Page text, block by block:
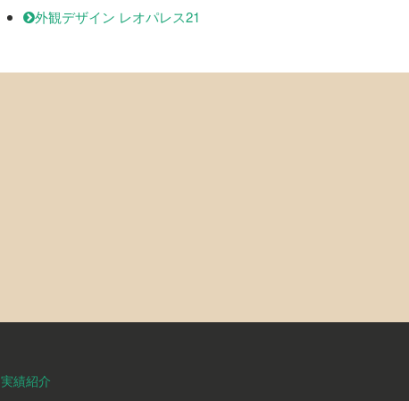
外観デザイン レオパレス21
実績紹介